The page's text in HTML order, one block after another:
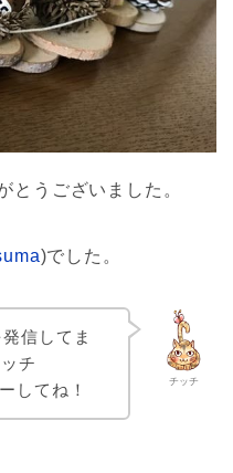
とうございました。
)でした。
チッチ
信してま
チ
してね！